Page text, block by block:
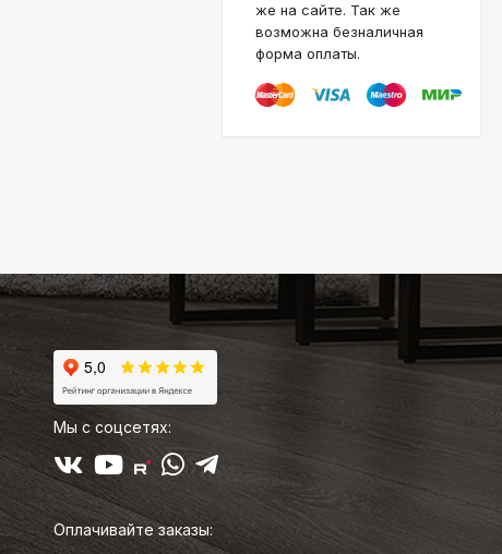
же на сайте. Так же
возможна безналичная
форма оплаты.
Мы с соцсетях:
Оплачивайте заказы: